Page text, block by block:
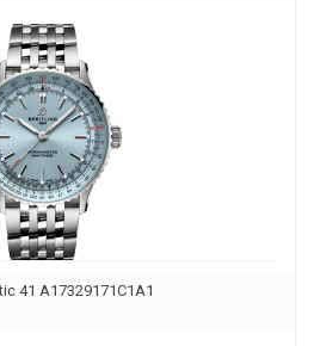
41 A17329171C1A1